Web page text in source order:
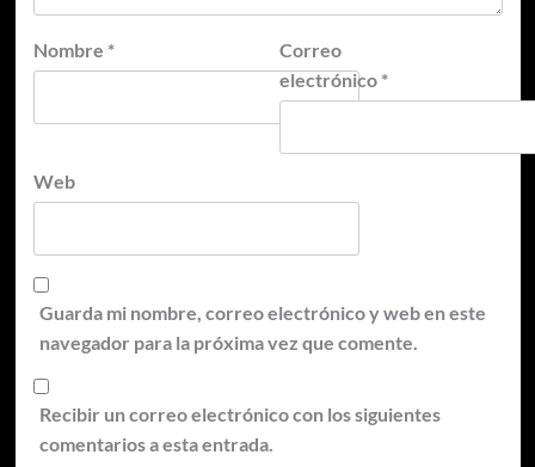
Nombre *
Correo
electrónico *
Web
Guarda mi nombre, correo electrónico y web en este
navegador para la próxima vez que comente.
Recibir un correo electrónico con los siguientes
comentarios a esta entrada.